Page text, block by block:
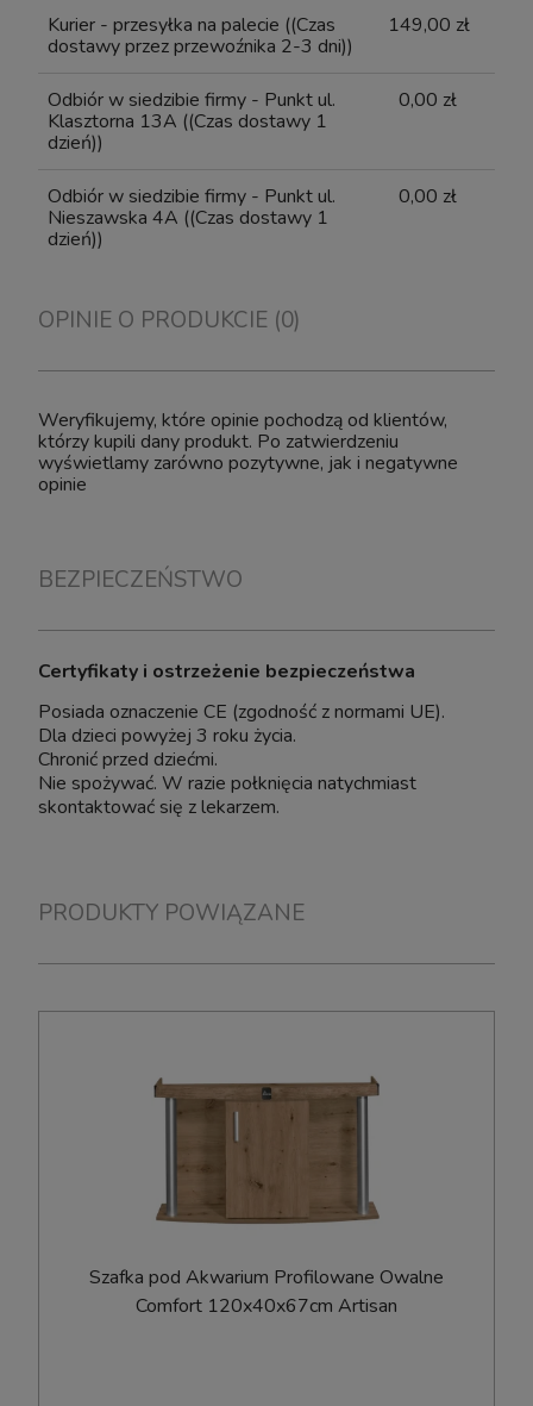
Kurier - przesyłka na palecie ((Czas
dostawy przez przewoźnika 2-3 dni))
149,00 zł
Odbiór w siedzibie firmy - Punkt ul.
Klasztorna 13A ((Czas dostawy 1
dzień))
0,00 zł
Odbiór w siedzibie firmy - Punkt ul.
Nieszawska 4A ((Czas dostawy 1
dzień))
0,00 zł
OPINIE O PRODUKCIE (0)
Weryfikujemy, które opinie pochodzą od klientów,
którzy kupili dany produkt. Po zatwierdzeniu
wyświetlamy zarówno pozytywne, jak i negatywne
opinie
BEZPIECZEŃSTWO
Certyfikaty i ostrzeżenie bezpieczeństwa
Posiada oznaczenie CE (zgodność z normami UE).
Dla dzieci powyżej 3 roku życia.
Chronić przed dziećmi.
Nie spożywać. W razie połknięcia natychmiast
skontaktować się z lekarzem.
PRODUKTY POWIĄZANE
Szafka pod Akwarium Profilowane Owalne
Comfort 120x40x67cm Artisan